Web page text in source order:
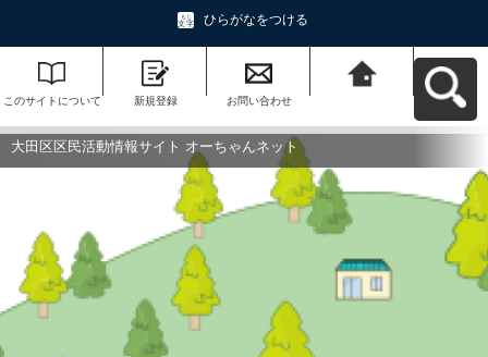
ひらがなをつける
このサイトについて 新規登録 お問い合わせ
ットへ戻る
大田区区民活動情報サイト オーちゃんネット